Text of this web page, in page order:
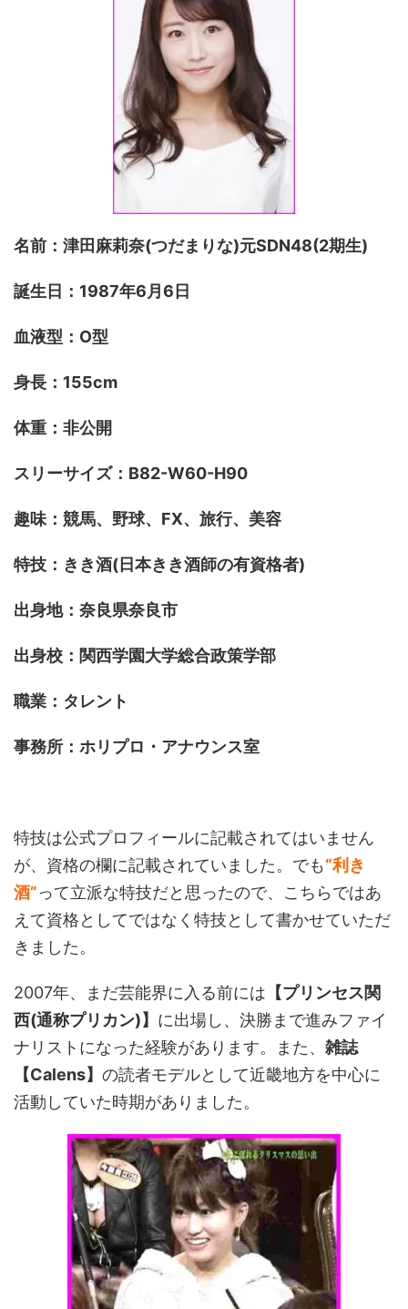
名前：津田麻莉奈(つだまりな)元SDN48(2期生)
誕生日：1987年6月6日
血液型：O型
身長：155cm
体重：非公開
スリーサイズ：B82-W60-H90
趣味：競馬、野球、FX、旅行、美容
特技：きき酒(日本きき酒師の有資格者)
出身地：奈良県奈良市
出身校：関西学園大学総合政策学部
職業：タレント
事務所：ホリプロ・アナウンス室
特技は公式プロフィールに記載されてはいません
が、資格の欄に記載されていました。でも“利き
酒”って立派な特技だと思ったので、こちらではあ
えて資格としてではなく特技として書かせていただ
きました。
2007年、まだ芸能界に入る前には 【プリンセス関
西(通称プリカン)】 に出場し、決勝まで進みファイ
ナリストになった経験があります。また、 雑誌
【Calens】 の読者モデルとして近畿地方を中心に
活動していた時期がありました。